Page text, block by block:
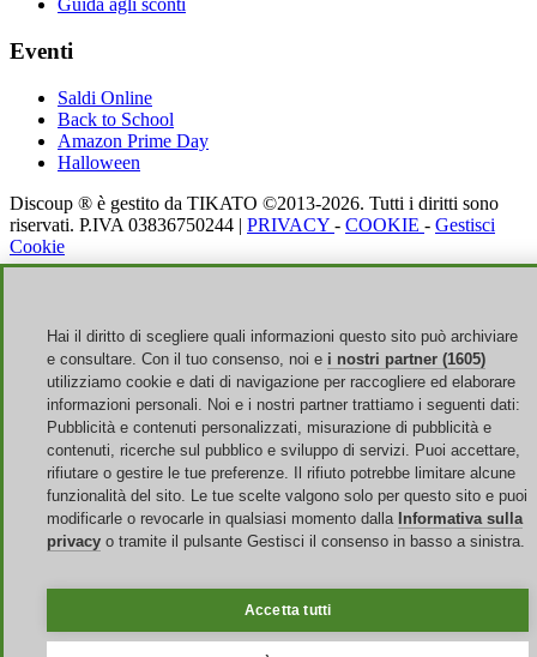
Guida agli sconti
Eventi
Saldi Online
Back to School
Amazon Prime Day
Halloween
Discoup ® è gestito da TIKATO ©2013-2026. Tutti i diritti sono
riservati. P.IVA 03836750244 | PRIVACY - COOKIE - Gestisci
Cookie
Clicca qui per risparmiare grazie ai saldi estivi!
Hai il diritto di scegliere quali informazioni questo sito può archiviare
e consultare. Con il tuo consenso, noi e i nostri partner (1605)
utilizziamo cookie e dati di navigazione per raccogliere ed elaborare
informazioni personali. Noi e i nostri partner trattiamo i seguenti dati:
Pubblicità e contenuti personalizzati, misurazione di pubblicità e
contenuti, ricerche sul pubblico e sviluppo di servizi. Puoi accettare,
rifiutare o gestire le tue preferenze. Il rifiuto potrebbe limitare alcune
funzionalità del sito. Le tue scelte valgono solo per questo sito e puoi
modificarle o revocarle in qualsiasi momento dalla Informativa sulla
privacy o tramite il pulsante Gestisci il consenso in basso a sinistra.
Accetta tutti